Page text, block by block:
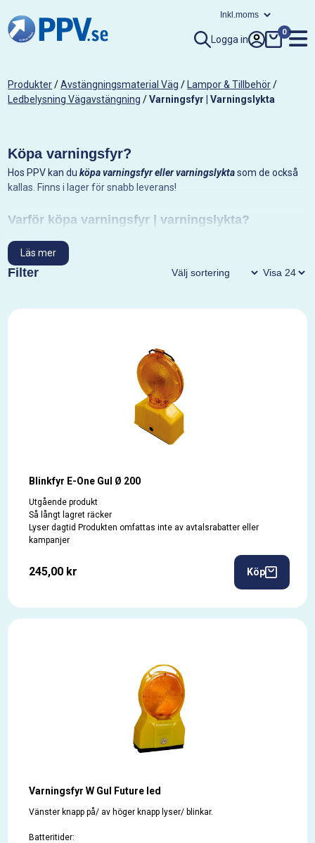
Logga in
0
Produkter/Avstängningsmaterial Väg / Lampor & Tillbehör/
Ledbelysning Vägavstängning /Varningsfyr | Varningslykta
Köpa varningsfyr?
Hos PPV kan duköpa varningsfyr eller varningslyktasom de också
kallas. Finns i lager för snabb leverans!
Varför köpa varningsfyr | varningslykta?
varningsfyr
längre fram.
Köp varningsfyrar
Läs mer
Filter
Blinkfyr E-One Gul Ø 200
Utgående produkt
Så långt lagret räcker
Lyser dagtid Produkten omfattas inte av avtalsrabatter eller
kampanjer
245,00 kr Köp
Varningsfyr W Gul Future led
Vänster knapp på/ av höger knapp lyser/ blinkar.
Batteritider: